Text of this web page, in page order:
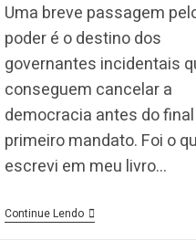
Uma breve passagem
poder é o destino dos
governantes incidentais
conseguem cancelar a
democracia antes do
primeiro mandato. Foi o
escrevi em meu livro…
Continue Lendo